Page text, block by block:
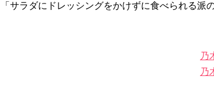
「サラダにドレッシングをかけずに食べられる派
乃
乃